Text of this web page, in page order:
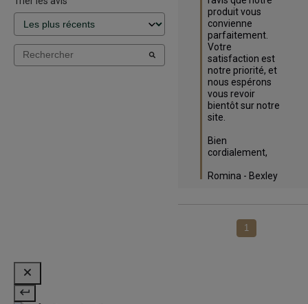
produit vous
convienne
parfaitement.
Votre
satisfaction est
notre priorité, et
nous espérons
vous revoir
bientôt sur notre
site.
Bien
cordialement,
Romina - Bexley
1